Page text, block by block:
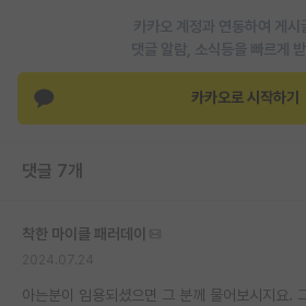
인문사회 계열 게시판
특수/전문대학원 게시판
반도체/AI 게시판
장학금/장학생 게시판
커리어
카카오 계정과 연동하여 게시
댓글 알람, 소식등을 빠르게
카카오로 시작하기
댓글 7개
착한 마이클 패러데이
아는분이 임용되셨으면 그 분께 물어보시지요.